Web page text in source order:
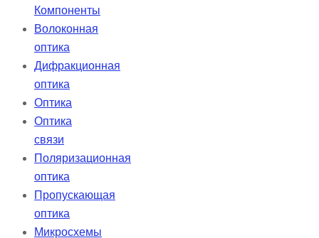
Компоненты
Волоконная
оптика
Дифракционная
оптика
Оптика
Оптика
связи
Поляризационная
оптика
Пропускающая
оптика
Микросхемы